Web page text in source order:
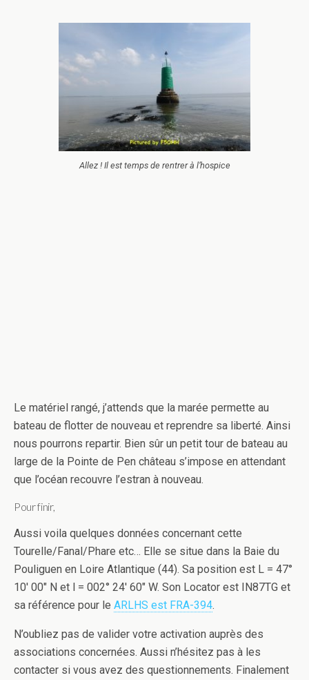
Allez ! Il est temps de rentrer à l’hospice
Le matériel rangé, j’attends que la marée permette au
bateau de flotter de nouveau et reprendre sa liberté. Ainsi
nous pourrons repartir. Bien sûr un petit tour de bateau au
large de la Pointe de Pen château s’impose en attendant
que l’océan recouvre l’estran à nouveau.
Pour finir,
Aussi voila quelques données concernant cette
Tourelle/Fanal/Phare etc… Elle se situe dans la Baie du
Pouliguen en Loire Atlantique (44). Sa position est L = 47°
10′ 00″ N et l = 002° 24′ 60″ W. Son Locator est IN87TG et
sa référence pour le ARLHS est FRA-394.
N’oubliez pas de valider votre activation auprès des
associations concernées. Aussi n’hésitez pas à les
contacter si vous avez des questionnements. Finalement